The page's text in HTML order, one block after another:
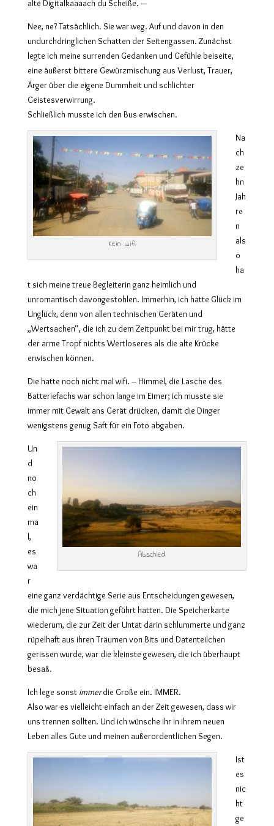
alte Digitalkaaaach du Scheiße. —
Nee, ne? Tatsächlich. Sie war weg. Auf und davon in den
undurchdringlichen Schatten der Seitengassen. Zunächst
legte ich meine surrenden Gedanken und Gefühle beiseite,
eine äußerst bittere Gewürzmischung aus Verlust, Trauer,
Ärger über die eigene Dummheit und schlichter
Geistesverwirrung.
Schließlich musste ich den Bus erwischen.
Kein wifi
Na
ch
ze
hn
Jah
re
n
als
o
ha
t sich meine treue Begleiterin ganz heimlich und
unromantisch davongestohlen. Immerhin, ich hatte Glück im
Unglück, denn von allen technischen Geräten und
„Wertsachen“, die ich zu dem Zeitpunkt bei mir trug, hätte
der arme Tropf nichts Wertloseres als die alte Krücke
erwischen können.
Die hatte noch nicht mal wifi. – Himmel, die Lasche des
Batteriefachs war schon lange im Eimer; ich musste sie
immer mit Gewalt ans Gerät drücken, damit die Dinger
wenigstens genug Saft für ein Foto abgaben.
Abschied
Un
d
no
ch
ein
ma
l,
es
wa
r
eine ganz verdächtige Serie aus Entscheidungen gewesen,
die mich jene Situation geführt hatten. Die Speicherkarte
wiederum, die zur Zeit der Untat darin schlummerte und ganz
rüpelhaft aus ihren Träumen von Bits und Datenteilchen
gerissen wurde, war die kleinste gewesen, die ich überhaupt
besaß.
Ich lege sonst immerdie Große ein. IMMER.
Also war es vielleicht einfach an der Zeit gewesen, dass wir
uns trennen sollten. Und ich wünsche ihr in ihrem neuen
Leben alles Gute und meinen außerordentlichen Segen.
Ist
es
nic
ht
ge